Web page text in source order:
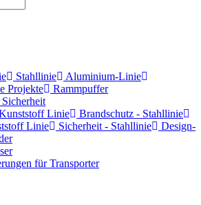
Stahllinie
Aluminium-Linie
Projekte
Rammpuffer
Linie
Brandschutz - Stahllinie
Linie
Sicherheit - Stahllinie
Design-
für Transporter